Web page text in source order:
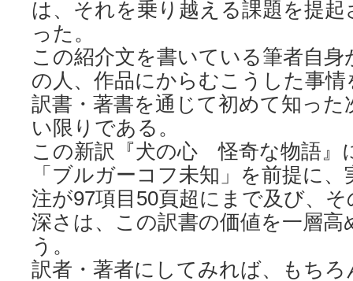
は、それを乗り越える課題を提
った。
この紹介文を書いている筆者自
の人、作品にからむこうした事
訳書・著書を通じて初めて知っ
い限りである。
この新訳『犬の心 怪奇な物語』
「ブルガーコフ未知」を前提に
注が97項目50頁超にまで及び、
深さは、この訳書の価値を一層
う。
訳者・著者にしてみれば、もち